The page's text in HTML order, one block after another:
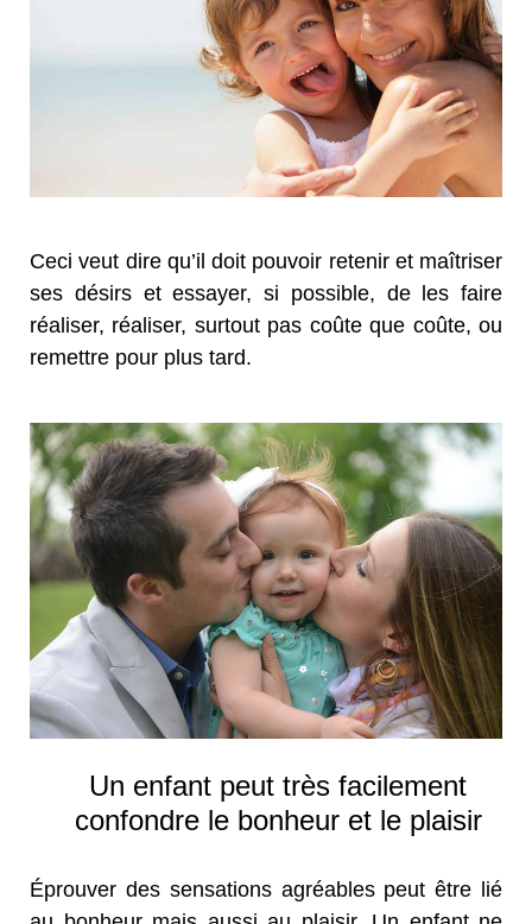
Ceci veut dire qu’il doit pouvoir retenir et maîtriser
ses désirs et essayer, si possible, de les faire
réaliser, réaliser, surtout pas coûte que coûte, ou
remettre pour plus tard.
Un enfant peut très facilement
confondre le bonheur et le plaisir
Éprouver des sensations agréables peut être lié